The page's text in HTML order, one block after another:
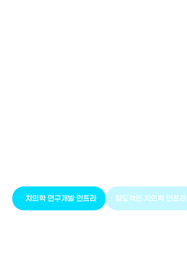
치의학 연구개발 인프라 압도적인 치의학 인프라